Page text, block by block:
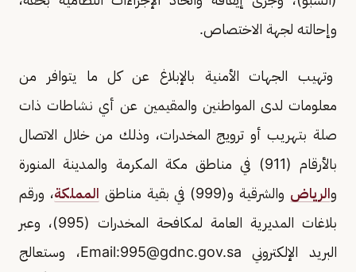
وإحالته لجهة الاختصاص.
وتهيب الجهات الأمنية بالإبلاغ عن كل ما يتوافر من
معلومات لدى المواطنين والمقيمين عن أي نشاطات ذات
صلة بتهريب أو ترويج المخدرات، وذلك من خلال الاتصال
بالأرقام (911) في مناطق مكة المكرمة والمدينة المنورة
والرياض والشرقية و(999) في بقية مناطق المملكة، ورقم
بلاغات المديرية العامة لمكافحة المخدرات (995)، وعبر
البريد الإلكتروني Email: 995@gdnc.gov.sa
، وستعالج